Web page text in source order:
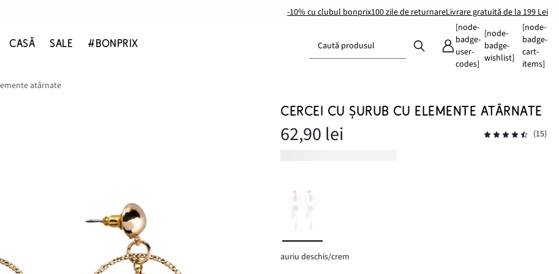
-10% cu clubul bonprix100 zile de returnareLivrare gratuită de la 199 Lei
CASĂ SALE #BONPRIX Caută produsul
[node-
badge-
user-
codes]
[node-
badge-
wishlist]
[node-
badge-
cart-
items]
atârnate
CERCEI CU ȘURUB CU ELEMENTE ATÂRNATE
62,90 lei (15)
auriu deschis/crem